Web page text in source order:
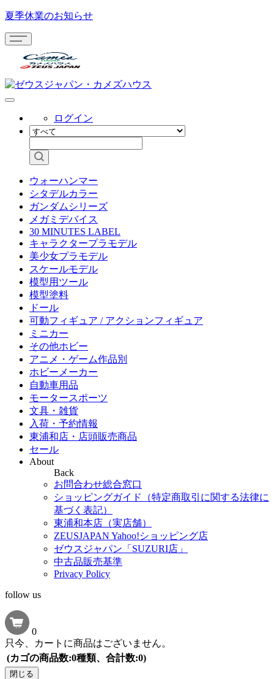
夏季休業のお知らせ
ログイン
ウォーハンマー
シタデルカラー
ガンダムシリーズ
メガミデバイス
30 MINUTES LABEL
キャラクタープラモデル
美少女プラモデル
スケールモデル
模型用ツール
模型塗料
ドール
可動フィギュア / アクションフィギュア
ミニカー
その他ホビー
アニメ・ゲーム作品別
ホビーメーカー
自動車用品
モータースポーツ
文具・雑貨
入荷・予約情報
東浦和店・店頭販売商品
セール
About
Back
お問合わせ総合窓口
ショッピングガイド（特定商取引に関する法律に
基づく表記）
東浦和本店（実店舗）
ZEUSJAPAN Yahoo!ショッピング店
ゼウスジャパン「SUZURI店」
中古品販売基準
Privacy Policy
follow us
0
只今、カートに商品はございません。
(カゴの商品数:0種類、合計数:0)
閉じる